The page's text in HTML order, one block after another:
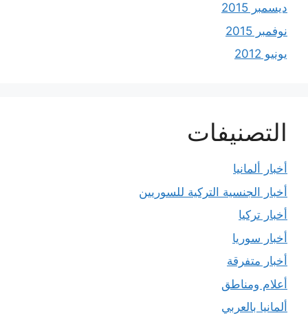
ديسمبر 2015
نوفمبر 2015
يونيو 2012
التصنيفات
أخبار ألمانيا
أخبار الجنسية التركية للسوريين
أخبار تركيا
أخبار سوريا
أخبار متفرقة
أعلام ومناطق
ألمانيا بالعربي